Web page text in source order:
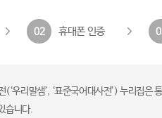
02 휴대폰 인증
우리말샘’, ‘표준국어대사전’) 누리집
습니다.